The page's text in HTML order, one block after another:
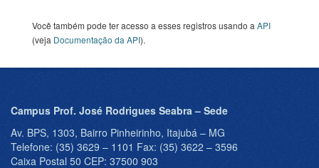
Você também pode ter acesso a esses registros usando a API
(veja Documentação da API).
Campus Prof. José Rodrigues Seabra – Sede
Av. BPS, 1303, Bairro Pinheirinho, Itajubá – MG
Telefone: (35) 3629 – 1101 Fax: (35) 3622 – 3596
Caixa Postal 50 CEP: 37500 903